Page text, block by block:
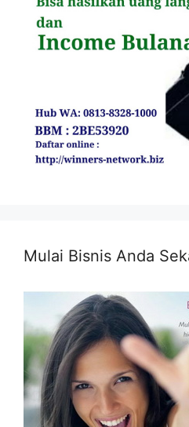
Mulai Bisnis Anda